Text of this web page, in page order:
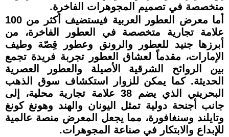
متخصصة في تصميم المجوهرات الفاخرة.
أما معرض العطور العربية فيستضيف أكثر من 100
علامة تجارية متخصصة في العطور الفاخرة، من
أبرزها جنيد للعطور والرونق وعطور قِصّة وطيف
الإمارات، مقدماً لعشاق العطور تجربة فريدة تجمع
بين الروائح الشرقية الأصيلة والعطور العصرية
الحديثة. كما يمكن للزوار استكشاف سوق الذهب
البحريني الذي يضم 38 علامة تجارية محلية، إلى
جانب أجنحة دولية تمثل اليونان والهند وهونغ كونغ
وتايلند وسنغافورة، مما يجعل المعرض منصة عالمية
للإبداع والابتكار في صناعة المجوهرات.